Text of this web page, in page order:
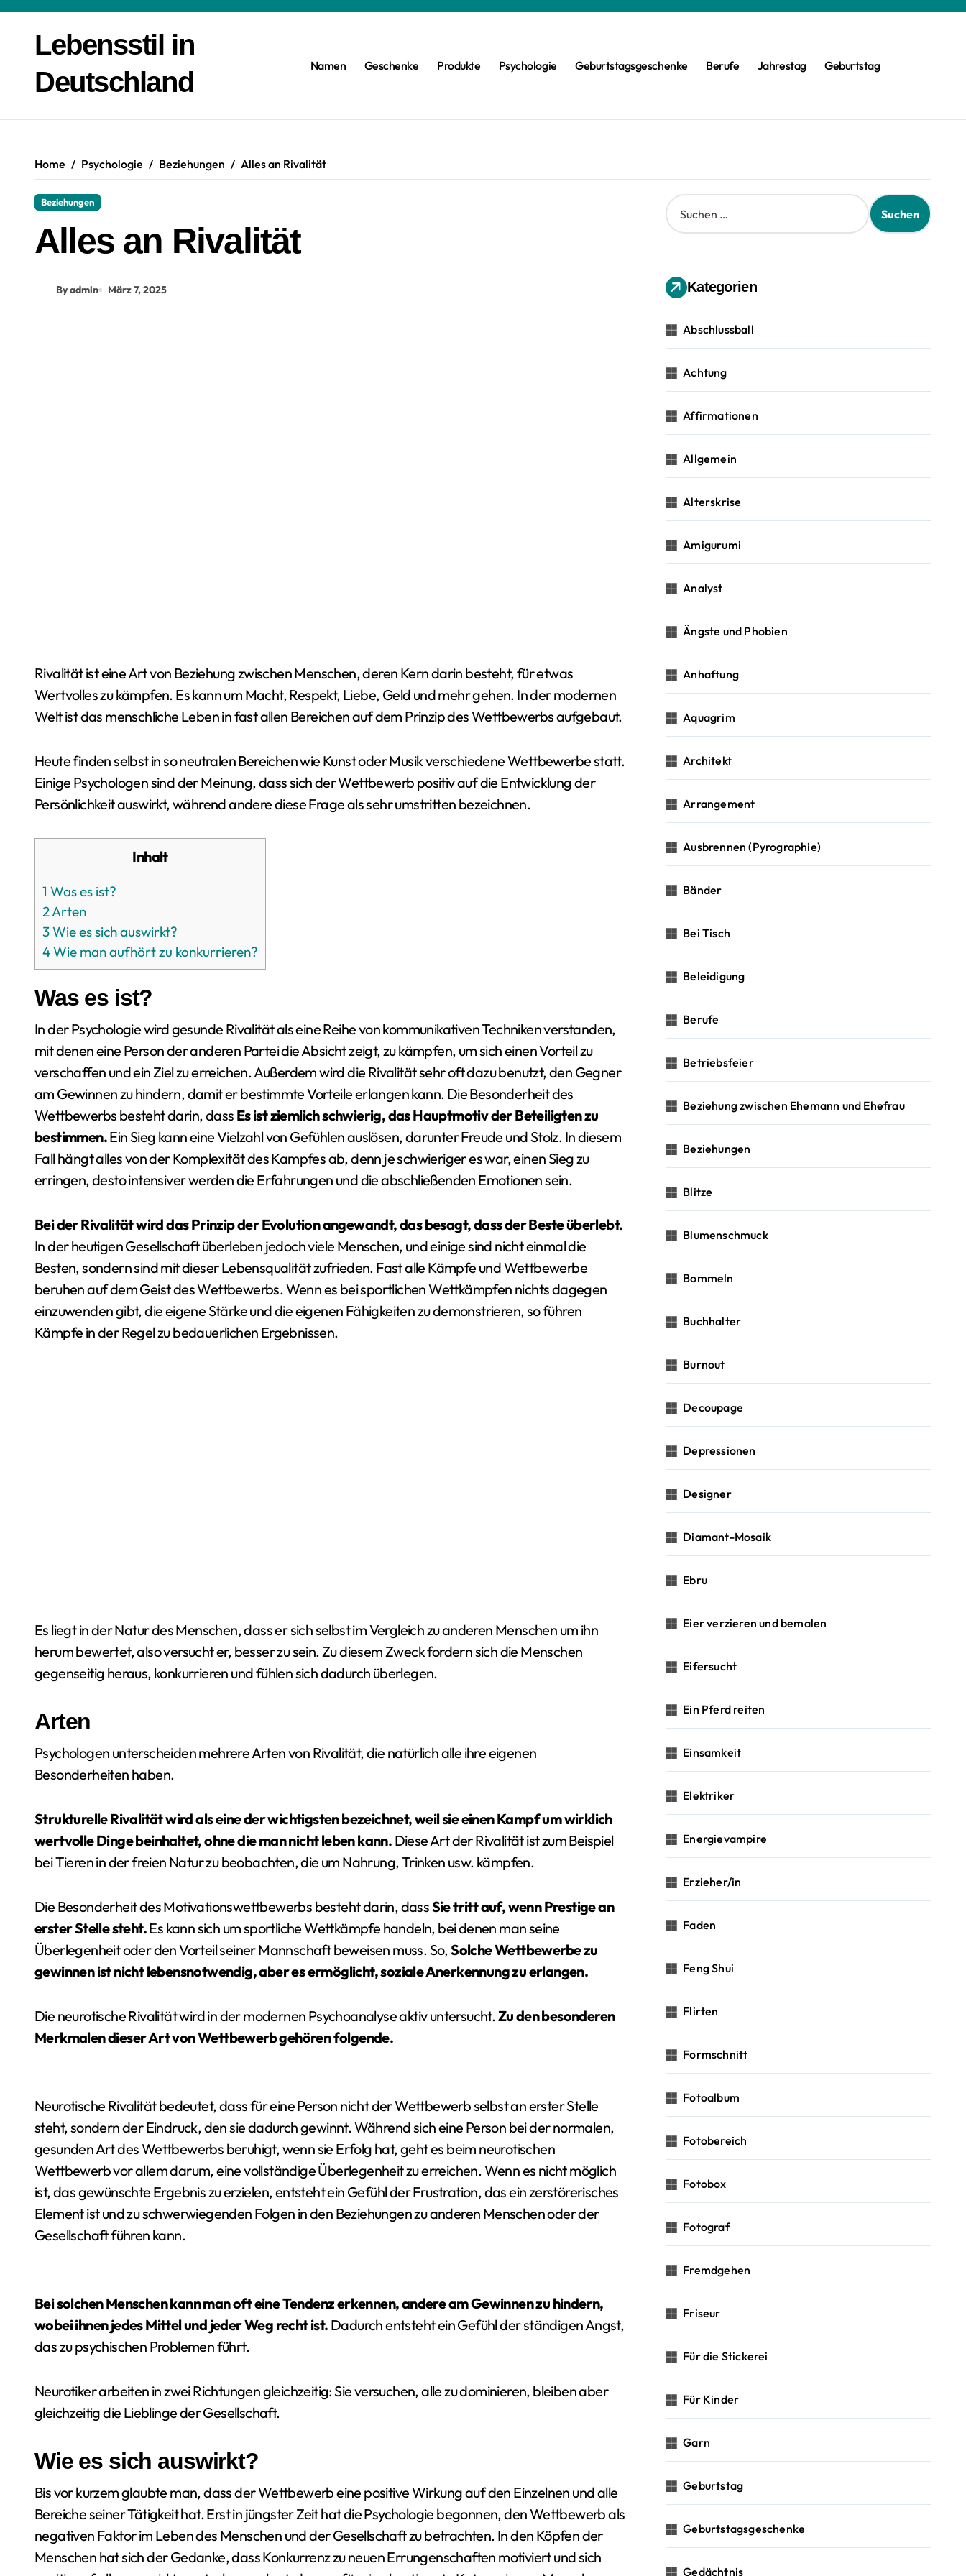
springenLebensstil in
Deutschland
Namen Geschenke Produkte Psychologie Geburtstagsgeschenke Berufe Jahrestag Geburtstag
Home Psychologie Beziehungen Alles an Rivalität
Beziehungen
Alles an Rivalität
By admin März 7, 2025
Rivalität ist eine Art von Beziehung zwischen Menschen, deren Kern darin besteht, für etwas
Wertvolles zu kämpfen. Es kann um Macht, Respekt, Liebe, Geld und mehr gehen. In der modernen
Welt ist das menschliche Leben in fast allen Bereichen auf dem Prinzip des Wettbewerbs aufgebaut.
Heute finden selbst in so neutralen Bereichen wie Kunst oder Musik verschiedene Wettbewerbe statt.
Einige Psychologen sind der Meinung, dass sich der Wettbewerb positiv auf die Entwicklung der
Persönlichkeit auswirkt, während andere diese Frage als sehr umstritten bezeichnen.
Inhalt
1 Was es ist?
2Arten
3Wie es sich auswirkt?
4Wie man aufhört zu konkurrieren?
Was es ist?
In der Psychologie wird gesunde Rivalität als eine Reihe von kommunikativen Techniken verstanden,
mit denen eine Person der anderen Partei die Absicht zeigt, zu kämpfen, um sich einen Vorteil zu
verschaffen und ein Ziel zu erreichen. Außerdem wird die Rivalität sehr oft dazu benutzt, den Gegner
am Gewinnen zu hindern, damit er bestimmte Vorteile erlangen kann. Die Besonderheit des
Wettbewerbs besteht darin, dass Es ist ziemlich schwierig, das Hauptmotiv der Beteiligten zu
bestimmen.Ein Sieg kann eine Vielzahl von Gefühlen auslösen, darunter Freude und Stolz. In diesem
Fall hängt alles von der Komplexität des Kampfes ab, denn je schwieriger es war, einen Sieg zu
erringen, desto intensiver werden die Erfahrungen und die abschließenden Emotionen sein.
Bei der Rivalität wird das Prinzip der Evolution angewandt, das besagt, dass der Beste überlebt.
In der heutigen Gesellschaft überleben jedoch viele Menschen, und einige sind nicht einmal die
Besten, sondern sind mit dieser Lebensqualität zufrieden. Fast alle Kämpfe und Wettbewerbe
beruhen auf dem Geist des Wettbewerbs. Wenn es bei sportlichen Wettkämpfen nichts dagegen
einzuwenden gibt, die eigene Stärke und die eigenen Fähigkeiten zu demonstrieren, so führen
Kämpfe in der Regel zu bedauerlichen Ergebnissen.
Es liegt in der Natur des Menschen, dass er sich selbst im Vergleich zu anderen Menschen um ihn
herum bewertet, also versucht er, besser zu sein. Zu diesem Zweck fordern sich die Menschen
gegenseitig heraus, konkurrieren und fühlen sich dadurch überlegen.
Arten
Psychologen unterscheiden mehrere Arten von Rivalität, die natürlich alle ihre eigenen
Besonderheiten haben.
Strukturelle Rivalität wird als eine der wichtigsten bezeichnet, weil sie einen Kampf um wirklich
wertvolle Dinge beinhaltet, ohne die man nicht leben kann. Diese Art der Rivalität ist zum Beispiel
bei Tieren in der freien Natur zu beobachten, die um Nahrung, Trinken usw. kämpfen.
Die Besonderheit des Motivationswettbewerbs besteht darin, dassSie tritt auf, wenn Prestige an
erster Stelle steht.Es kann sich um sportliche Wettkämpfe handeln, bei denen man seine
Überlegenheit oder den Vorteil seiner Mannschaft beweisen muss. So,Solche Wettbewerbe zu
gewinnen ist nicht lebensnotwendig, aber es ermöglicht, soziale Anerkennung zu erlangen.
Die neurotische Rivalität wird in der modernen Psychoanalyse aktiv untersucht.Zu den besonderen
Merkmalen dieser Art von Wettbewerb gehören folgende.
Neurotische Rivalität bedeutet, dass für eine Person nicht der Wettbewerb selbst an erster Stelle
steht, sondern der Eindruck, den sie dadurch gewinnt. Während sich eine Person bei der normalen,
gesunden Art des Wettbewerbs beruhigt, wenn sie Erfolg hat, geht es beim neurotischen
Wettbewerb vor allem darum, eine vollständige Überlegenheit zu erreichen. Wenn es nicht möglich
ist, das gewünschte Ergebnis zu erzielen, entsteht ein Gefühl der Frustration, das ein zerstörerisches
Element ist und zu schwerwiegenden Folgen in den Beziehungen zu anderen Menschen oder der
Gesellschaft führen kann.
Bei solchen Menschen kann man oft eine Tendenz erkennen, andere am Gewinnen zu hindern,
wobei ihnen jedes Mittel und jeder Weg recht ist. Dadurch entsteht ein Gefühl der ständigen Angst,
das zu psychischen Problemen führt.
Neurotiker arbeiten in zwei Richtungen gleichzeitig: Sie versuchen, alle zu dominieren, bleiben aber
gleichzeitig die Lieblinge der Gesellschaft.
Wie es sich auswirkt?
Bis vor kurzem glaubte man, dass der Wettbewerb eine positive Wirkung auf den Einzelnen und alle
Bereiche seiner Tätigkeit hat. Erst in jüngster Zeit hat die Psychologie begonnen, den Wettbewerb als
negativen Faktor im Leben des Menschen und der Gesellschaft zu betrachten. In den Köpfen der
Menschen hat sich der Gedanke, dass Konkurrenz zu neuen Errungenschaften motiviert und sich
S
u
n
n
c
Kategorien
Abschlussball
Achtung
Affirmationen
Allgemein
Alterskrise
Amigurumi
Analyst
Ängste und Phobien
Anhaftung
Aquagrim
Architekt
Arrangement
Ausbrennen (Pyrographie)
Bänder
Bei Tisch
Beleidigung
Berufe
Betriebsfeier
Beziehung zwischen Ehemann und Ehefrau
Beziehungen
Blitze
Blumenschmuck
Bommeln
Buchhalter
Burnout
Decoupage
Depressionen
Designer
Diamant-Mosaik
Ebru
Eier verzieren und bemalen
Eifersucht
Ein Pferd reiten
Einsamkeit
Elektriker
Energievampire
Erzieher/in
Faden
Feng Shui
Flirten
Formschnitt
Fotoalbum
Fotobereich
Fotobox
Fotograf
Fremdgehen
Friseur
Für die Stickerei
Für Kinder
Garn
Geburtstag
Geburtstagsgeschenke
Gedächtnis